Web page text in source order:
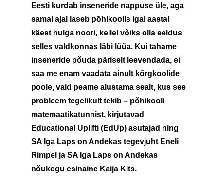
Eesti kurdab inseneride nappuse üle, aga
samal ajal laseb põhikoolis igal aastal
käest hulga noori, kellel võiks olla eeldus
selles valdkonnas läbi lüüa. Kui tahame
inseneride põuda päriselt leevendada, ei
saa me enam vaadata ainult kõrgkoolide
poole, vaid peame alustama sealt, kus see
probleem tegelikult tekib – põhikooli
matemaatikatunnist, kirjutavad
Educational Uplifti (EdUp) asutajad ning
SA Iga Laps on Andekas tegevjuht Eneli
Rimpel ja SA Iga Laps on Andekas
nõukogu esinaine Kaija Kits.